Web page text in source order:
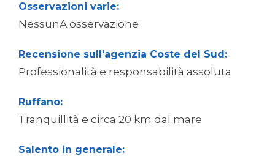
Osservazioni varie:
NessunA osservazione
Recensione sull'agenzia Coste del Sud:
Professionalità e responsabilità assoluta
Ruffano:
Tranquillità e circa 20 km dal mare
Salento in generale: